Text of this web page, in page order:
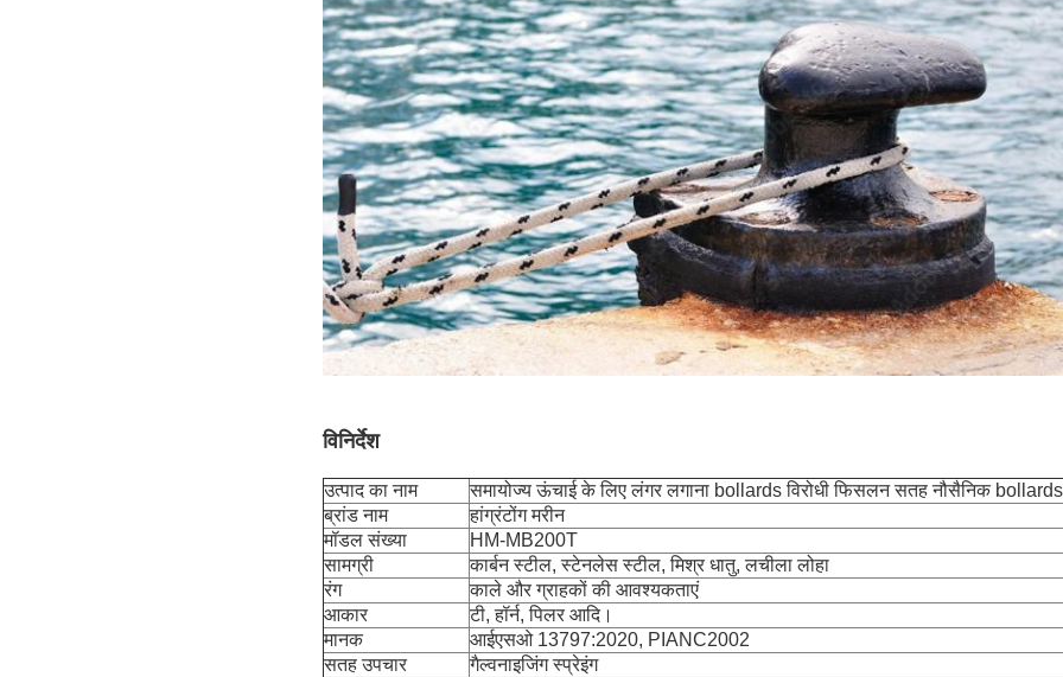
विनिर्देश
उत्पाद का नाम
समायोज्य ऊंचाई के लिए लंगर लगाना bollards विरोधी फिसलन सतह नौसैनिक bollards
ब्रांड नाम
हांग्रंटोंग मरीन
मॉडल संख्या
HM-MB200T
सामग्री
कार्बन स्टील, स्टेनलेस स्टील, मिश्र धातु, लचीला लोहा
रंग
काले और ग्राहकों की आवश्यकताएं
आकार
टी, हॉर्न, पिलर आदि।
मानक
आईएसओ 13797:2020, PIANC2002
सतह उपचार
गैल्वनाइजिंग स्प्रेइंग